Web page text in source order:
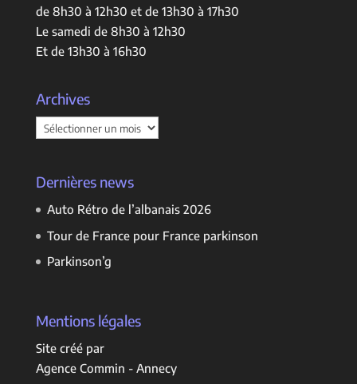
de 8h30 à 12h30 et de 13h30 à 17h30
Le samedi de 8h30 à 12h30
Et de 13h30 à 16h30
Archives
Archives
Dernières news
Auto Rétro de l’albanais 2026
Tour de France pour France parkinson
Parkinson’g
Mentions légales
Site créé par
Agence Commin - Annecy